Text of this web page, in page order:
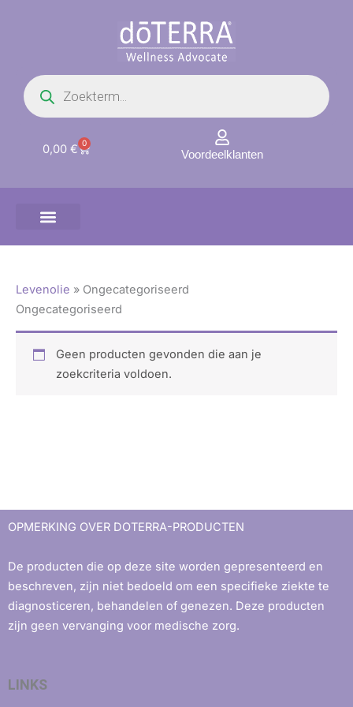
Producten
zoeken
0,00 € 0
Winkelwagen Voordeelklanten
Levenolie » Ongecategoriseerd
Ongecategoriseerd
Geen producten gevonden die aan je
zoekcriteria voldoen.
OPMERKING OVER DOTERRA-PRODUCTEN
De producten die op deze site worden gepresenteerd en
beschreven, zijn niet bedoeld om een ​​specifieke ziekte te
diagnosticeren, behandelen of genezen. Deze producten
zijn geen vervanging voor medische zorg.
LINKS